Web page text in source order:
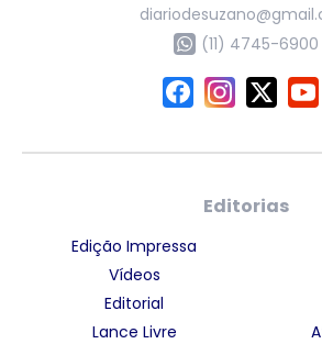
(11) 4745-6900
Editorias
Edição Impressa
Vídeos
Editorial
Lance Livre